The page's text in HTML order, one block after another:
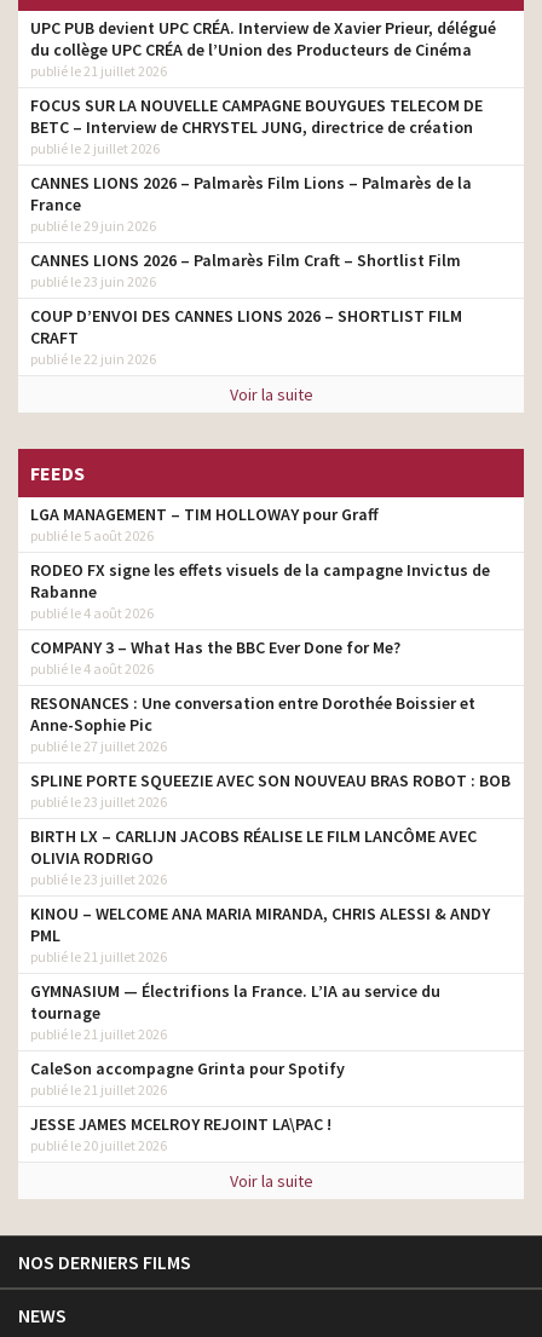
UPC PUB devient UPC CRÉA. Interview de Xavier Prieur, délégué
du collège UPC CRÉA de l’Union des Producteurs de Cinéma
publié le 21 juillet 2026
FOCUS SUR LA NOUVELLE CAMPAGNE BOUYGUES TELECOM DE
BETC – Interview de CHRYSTEL JUNG, directrice de création
publié le 2 juillet 2026
CANNES LIONS 2026 – Palmarès Film Lions – Palmarès de la
France
publié le 29 juin 2026
CANNES LIONS 2026 – Palmarès Film Craft – Shortlist Film
publié le 23 juin 2026
COUP D’ENVOI DES CANNES LIONS 2026 – SHORTLIST FILM
CRAFT
publié le 22 juin 2026
Voir la suite
FEEDS
LGA MANAGEMENT – TIM HOLLOWAY pour Graff
publié le 5 août 2026
RODEO FX signe les effets visuels de la campagne Invictus de
Rabanne
publié le 4 août 2026
COMPANY 3 – What Has the BBC Ever Done for Me?
publié le 4 août 2026
RESONANCES : Une conversation entre Dorothée Boissier et
Anne-Sophie Pic
publié le 27 juillet 2026
SPLINE PORTE SQUEEZIE AVEC SON NOUVEAU BRAS ROBOT : BOB
publié le 23 juillet 2026
BIRTH LX – CARLIJN JACOBS RÉALISE LE FILM LANCÔME AVEC
OLIVIA RODRIGO
publié le 23 juillet 2026
KINOU – WELCOME ANA MARIA MIRANDA, CHRIS ALESSI & ANDY
PML
publié le 21 juillet 2026
GYMNASIUM — Électrifions la France. L’IA au service du
tournage
publié le 21 juillet 2026
CaleSon accompagne Grinta pour Spotify
publié le 21 juillet 2026
JESSE JAMES MCELROY REJOINT LA\PAC !
publié le 20 juillet 2026
Voir la suite
NOS DERNIERS FILMS
NEWS